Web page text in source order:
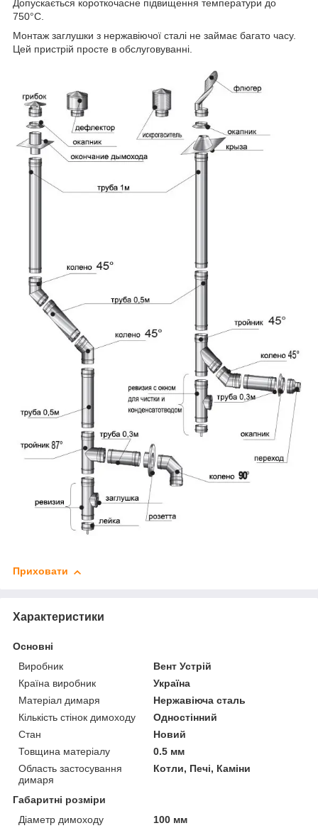
Допускається короткочасне підвищення температури до
750°С.
Монтаж заглушки з нержавіючої сталі не займає багато часу.
Цей пристрій просте в обслуговуванні.
Приховати
Характеристики
Основні
Виробник
Вент Устрій
Країна виробник
Україна
Матеріал димаря
Нержавіюча сталь
Кількість стінок димоходу
Одностінний
Стан
Новий
Товщина матеріалу
0.5 мм
Область застосування
димаря
Котли, Печі, Каміни
Габаритні розміри
Діаметр димоходу
100 мм